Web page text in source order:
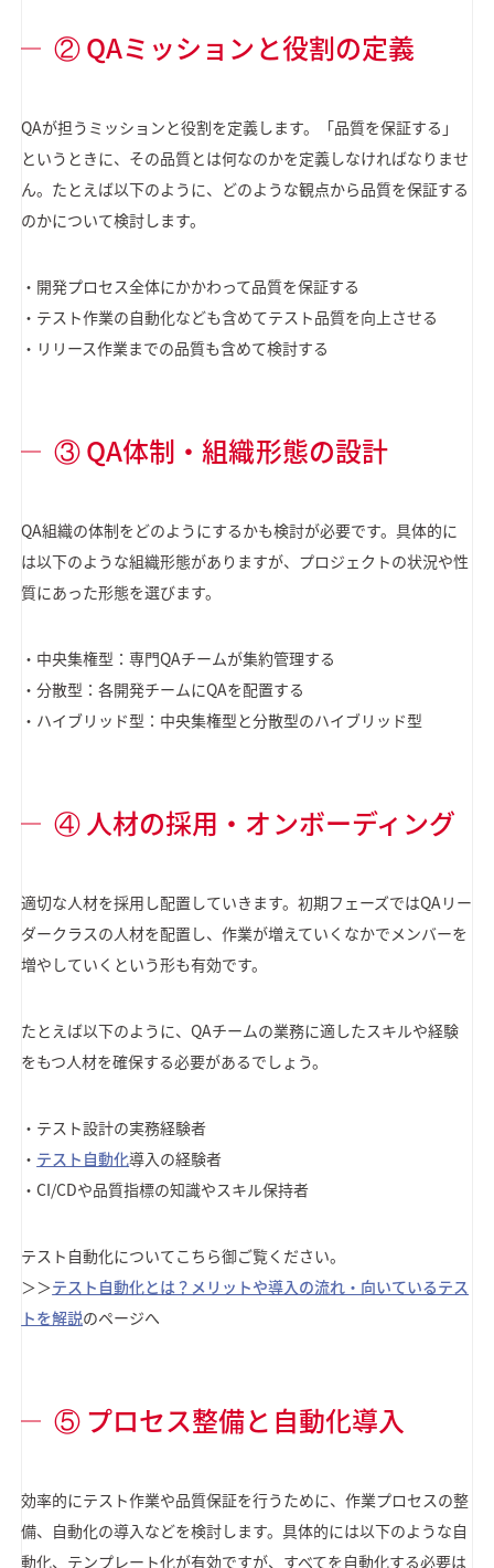
② QAミッションと役割の定義
QAが担うミッションと役割を定義します。「品質を保証する」
というときに、その品質とは何なのかを定義しなければなりませ
ん。たとえば以下のように、どのような観点から品質を保証する
のかについて検討します。
・開発プロセス全体にかかわって品質を保証する
・テスト作業の自動化なども含めてテスト品質を向上させる
・リリース作業までの品質も含めて検討する
③ QA体制・組織形態の設計
QA組織の体制をどのようにするかも検討が必要です。具体的に
は以下のような組織形態がありますが、プロジェクトの状況や性
質にあった形態を選びます。
・中央集権型：専門QAチームが集約管理する
・分散型：各開発チームにQAを配置する
・ハイブリッド型：中央集権型と分散型のハイブリッド型
④ 人材の採用・オンボーディング
適切な人材を採用し配置していきます。初期フェーズではQAリー
ダークラスの人材を配置し、作業が増えていくなかでメンバーを
増やしていくという形も有効です。
たとえば以下のように、QAチームの業務に適したスキルや経験
をもつ人材を確保する必要があるでしょう。
・テスト設計の実務経験者
・ テスト自動化導入の経験者
・CI/CDや品質指標の知識やスキル保持者
テスト自動化についてこちら御ご覧ください。
＞＞テスト自動化とは？メリットや導入の流れ・向いているテス
トを解説のページへ
⑤ プロセス整備と自動化導入
効率的にテスト作業や品質保証を行うために、作業プロセスの整
備、自動化の導入などを検討します。具体的には以下のような自
動化、テンプレート化が有効ですが、すべてを自動化する必要は